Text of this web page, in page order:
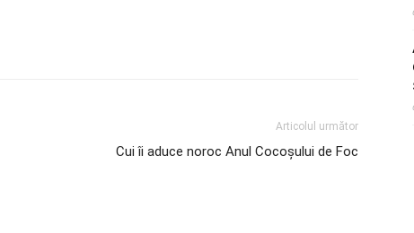
Articolul următor
Cui îi aduce noroc Anul Cocoşului de Foc